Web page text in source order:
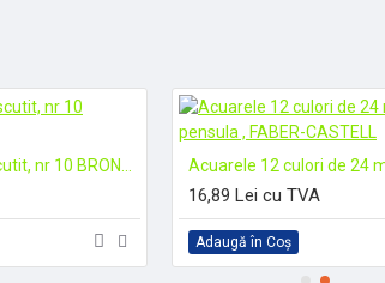
16,89 Lei cu TVA
Adaugă în Coş